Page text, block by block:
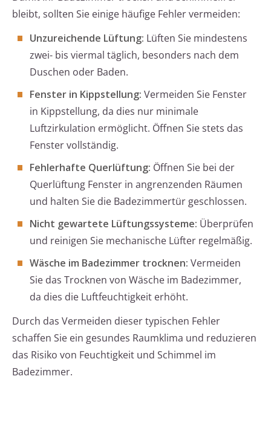
bleibt, sollten Sie einige häufige Fehler vermeiden:
Unzureichende Lüftung: Lüften Sie mindestens
zwei- bis viermal täglich, besonders nach dem
Duschen oder Baden.
Fenster in Kippstellung: Vermeiden Sie Fenster
in Kippstellung, da dies nur minimale
Luftzirkulation ermöglicht. Öffnen Sie stets das
Fenster vollständig.
Fehlerhafte Querlüftung: Öffnen Sie bei der
Querlüftung Fenster in angrenzenden Räumen
und halten Sie die Badezimmertür geschlossen.
Nicht gewartete Lüftungssysteme: Überprüfen
und reinigen Sie mechanische Lüfter regelmäßig.
Wäsche im Badezimmer trocknen: Vermeiden
Sie das Trocknen von Wäsche im Badezimmer,
da dies die Luftfeuchtigkeit erhöht.
Durch das Vermeiden dieser typischen Fehler
schaffen Sie ein gesundes Raumklima und reduzieren
das Risiko von Feuchtigkeit und Schimmel im
Badezimmer.